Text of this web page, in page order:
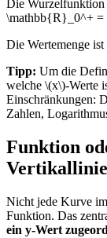
Die
\mathbb{R}_0^+ =
Die Wertemenge
Tipp: Um die
welche \(x\)-Werte
Einschränkungen:
Zahlen,
Funktion
Nicht jede Kurve
Funktion. Das
ein y-Wert